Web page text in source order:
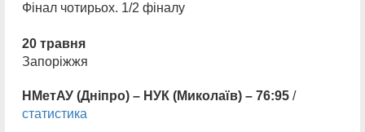
Фінал чотирьох. 1/2 фіналу
20 травня
Запоріжжя
НМетАУ (Дніпро) – НУК (Миколаїв) – 76:95 /
статистика